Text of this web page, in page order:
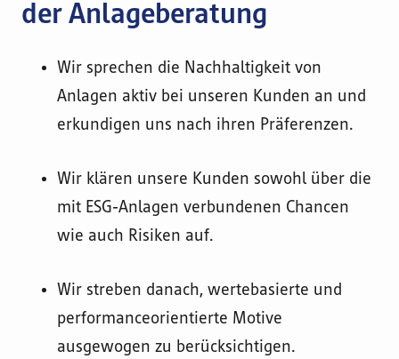
der Anlageberatung
Wir sprechen die Nachhaltigkeit von
Anlagen aktiv bei unseren Kunden an und
erkundigen uns nach ihren Präferenzen.
Wir klären unsere Kunden sowohl über die
mit ESG-Anlagen verbundenen Chancen
wie auch Risiken auf.
Wir streben danach, wertebasierte und
performanceorientierte Motive
ausgewogen zu berücksichtigen.